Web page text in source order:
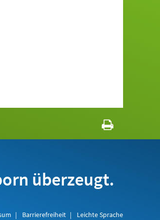
überzeugt.
Barrierefreiheit Leichte Sprache